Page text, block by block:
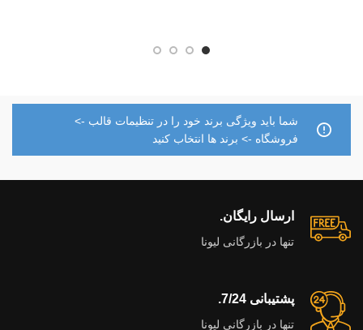
شما باید ویژگی برند خود را در تنظیمات قالب ->
فروشگاه -> برند ها انتخاب کنید
ارسال رایگان.
تنها در بازرگانی لیونا
پشتیبانی 7/24.
تنها در بازرگانی لیونا